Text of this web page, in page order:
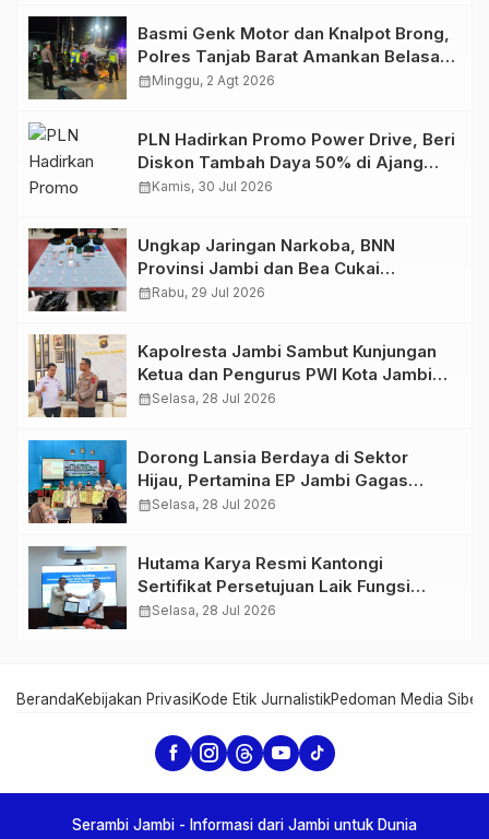
Basmi Genk Motor dan Knalpot Brong,
Polres Tanjab Barat Amankan Belasan
Kendaraan
calendar_monthMinggu, 2 Agt 2026
PLN Hadirkan Promo Power Drive, Beri
Diskon Tambah Daya 50% di Ajang
GIIAS 2026
calendar_monthKamis, 30 Jul 2026
Ungkap Jaringan Narkoba, BNN
Provinsi Jambi dan Bea Cukai
Amankan Sembilan Pelaku beserta
calendar_monthRabu, 29 Jul 2026
Kapolresta Jambi Sambut Kunjungan
Ketua dan Pengurus PWI Kota Jambi
Perkuat Sinergi dan Kolaborasi
calendar_monthSelasa, 28 Jul 2026
Dorong Lansia Berdaya di Sektor
Hijau, Pertamina EP Jambi Gagas
Lansiapreneur Batik Eco-Print
calendar_monthSelasa, 28 Jul 2026
Hutama Karya Resmi Kantongi
Sertifikat Persetujuan Laik Fungsi
Struktur Jembatan Musi V Tol
calendar_monthSelasa, 28 Jul 2026
BerandaKebijakan PrivasiKode Etik JurnalistikPedoman Media Siber
Serambi Jambi - Informasi dari Jambi untuk Dunia